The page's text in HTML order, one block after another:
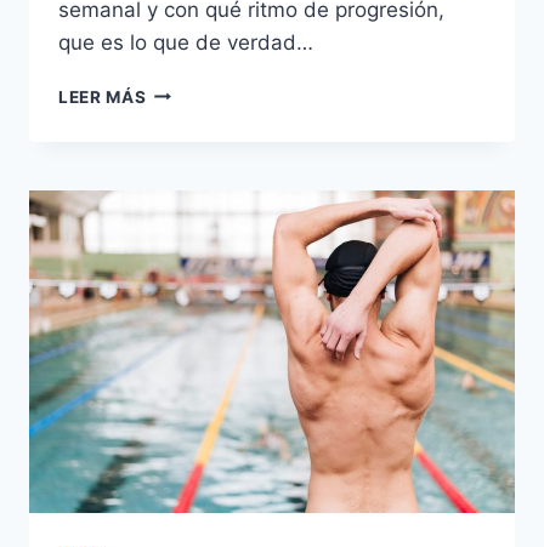
semanal y con qué ritmo de progresión,
que es lo que de verdad…
LEER MÁS PROGRESIÓN
SUBIRLOS